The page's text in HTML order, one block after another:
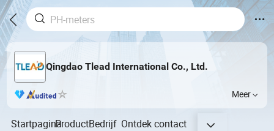
Qingdao Tlead International Co., Ltd.
Meer
StartpaginaProductBedrijf Ontdekcontact